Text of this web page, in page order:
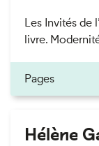
Les Invités de
livre.
Pages
Hélène